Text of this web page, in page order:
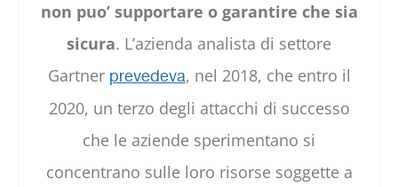
non puo’ supportare o garantire che sia
sicura. L’azienda analista di settore
Gartner prevedeva, nel 2018, che entro il
2020, un terzo degli attacchi di successo
che le aziende sperimentano si
concentrano sulle loro risorse soggette a